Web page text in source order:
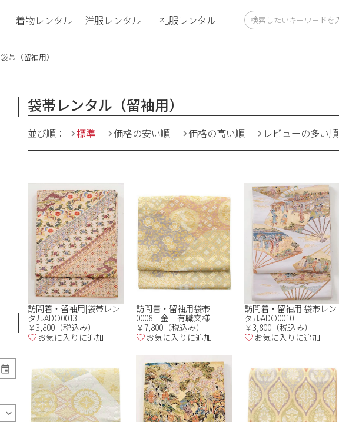
着物レンタル 洋服レンタル 礼服レンタル
袋帯（留袖用）
袋帯レンタル（留袖用）
並び順： 標準 価格の安い順 価格の高い順 レビューの多い順
訪問着・留袖用|袋帯レン
タルADO0013
￥3,800（税込み）
お気に入りに追加
訪問着・留袖用袋帯
0008 金 有職文様
￥7,800（税込み）
お気に入りに追加
訪問着・留袖用|袋帯レン
タルADO0010
￥3,800（税込み）
お気に入りに追加